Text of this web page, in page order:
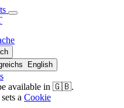
English
available in 🇬🇧.
a Cookie